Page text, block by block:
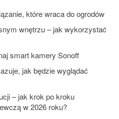
które wraca do ogrodów
wnętrzu – jak wykorzystać
smart kamery Sonoff
jak będzie wyglądać
– jak krok po kroku
w 2026 roku?